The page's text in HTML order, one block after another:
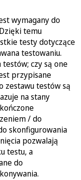
wymagany do
temu
testy dotyczące
testowaniu.
czy są one
przypisane
zestawu testów są
na stany
/ do
skonfigurowania
pozwalają
testu, a
do